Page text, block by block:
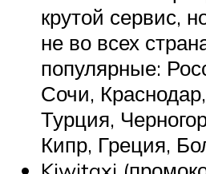
крутой сервис,
не во всех
популярные:
Сочи,
Турция,
Кипр, Греция,